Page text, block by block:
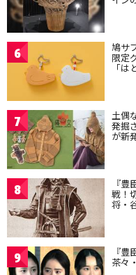
6 鳩サ
限定
「は
7 土偶
発掘
が新
8 『
戦！
将・
9 『
茶々